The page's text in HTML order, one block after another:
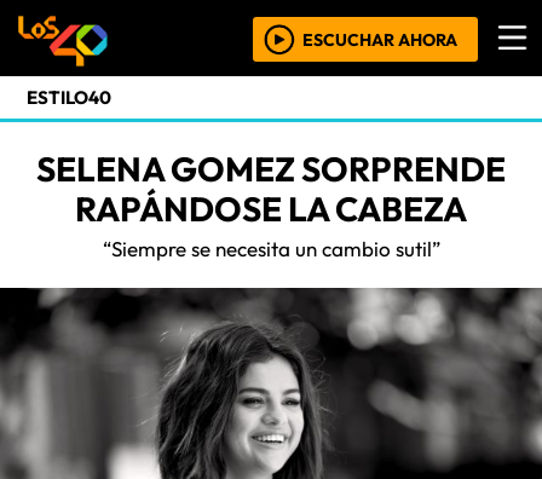
ESCUCHAR AHORA
ESTILO40
SELENA GOMEZ SORPRENDE
RAPÁNDOSE LA CABEZA
“Siempre se necesita un cambio sutil”